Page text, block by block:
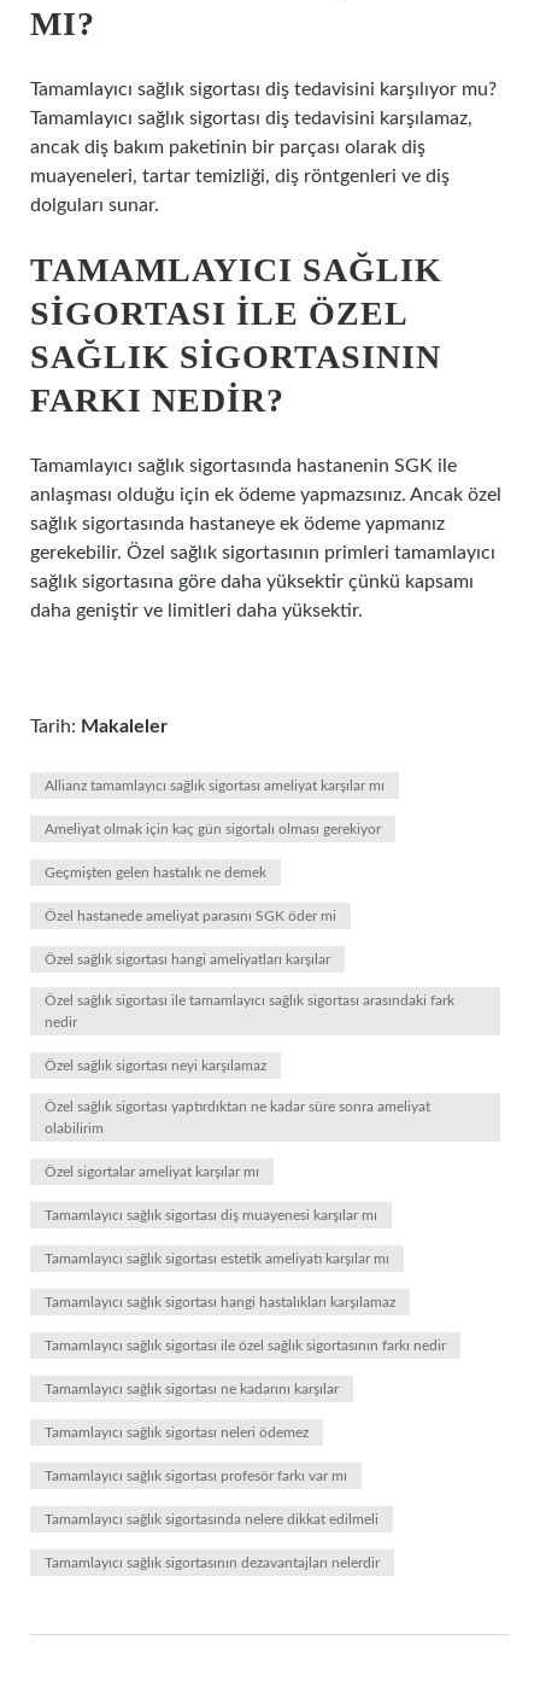
MI?
Tamamlayıcı sağlık sigortası diş tedavisini karşılıyor mu?
Tamamlayıcı sağlık sigortası diş tedavisini karşılamaz,
ancak diş bakım paketinin bir parçası olarak diş
muayeneleri, tartar temizliği, diş röntgenleri ve diş
dolguları sunar.
TAMAMLAYICI SAĞLIK
SIGORTASI ILE ÖZEL
SAĞLIK SIGORTASININ
FARKI NEDIR?
Tamamlayıcı sağlık sigortasında hastanenin SGK ile
anlaşması olduğu için ek ödeme yapmazsınız. Ancak özel
sağlık sigortasında hastaneye ek ödeme yapmanız
gerekebilir. Özel sağlık sigortasının primleri tamamlayıcı
sağlık sigortasına göre daha yüksektir çünkü kapsamı
daha geniştir ve limitleri daha yüksektir.
Tarih: Makaleler
Allianz tamamlayıcı sağlık sigortası ameliyat karşılar mı
Ameliyat olmak için kaç gün sigortalı olması gerekiyor
Geçmişten gelen hastalık ne demek
Özel hastanede ameliyat parasını SGK öder mi
Özel sağlık sigortası hangi ameliyatları karşılar
Özel sağlık sigortası ile tamamlayıcı sağlık sigortası arasındaki fark
nedir
Özel sağlık sigortası neyi karşılamaz
Özel sağlık sigortası yaptırdıktan ne kadar süre sonra ameliyat
olabilirim
Özel sigortalar ameliyat karşılar mı
Tamamlayıcı sağlık sigortası diş muayenesi karşılar mı
Tamamlayıcı sağlık sigortası estetik ameliyatı karşılar mı
Tamamlayıcı sağlık sigortası hangi hastalıkları karşılamaz
Tamamlayıcı sağlık sigortası ile özel sağlık sigortasının farkı nedir
Tamamlayıcı sağlık sigortası ne kadarını karşılar
Tamamlayıcı sağlık sigortası neleri ödemez
Tamamlayıcı sağlık sigortası profesör farkı var mı
Tamamlayıcı sağlık sigortasında nelere dikkat edilmeli
Tamamlayıcı sağlık sigortasının dezavantajları nelerdir